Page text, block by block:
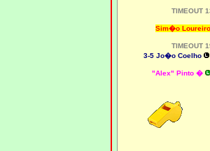
TIMEOUT
Sim�o Loureiro
TIMEOUT
3-5 Jo�o Coelho
"Alex" Pinto �